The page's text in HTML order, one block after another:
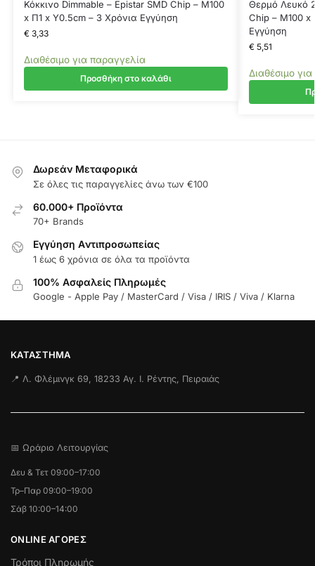
Κόκκινο Dimmable – Epistar SMD Chip – Μ100
x Π1 x Υ0.5cm – 3 Χρόνια Εγγύηση
€3,33
Διαθέσιμο για παραγγελία
Προσθήκη στο καλάθι
Θερμό Λευκό
Chip – M100 x
Εγγύηση
€5,51
Διαθέσιμο
Δωρεάν Μεταφορικά
Σε όλες τις παραγγελίες άνω των €100
60.000+ Προϊόντα
70+ Brands
Εγγύηση Aντιπροσωπείας
1 έως 6 χρόνια σε όλα τα προϊόντα
100% Ασφαλείς Πληρωμές
Google - Apple Pay / MasterCard / Visa / IRIS / Viva / Klarna
ΚΑΤΆΣΤΗΜΑ
📍 Λ. Φλέμινγκ 69, 18233 Αγ. Ι. Ρέντης, Πειραιάς
📅 Ωράριο Λειτουργίας
Δευ & Τετ 09:00–17:00
Τρ–Παρ 09:00–19:00
Σάβ 10:00–14:00
ONLINE ΑΓΟΡΕΣ
Τρόποι Πληρωμής